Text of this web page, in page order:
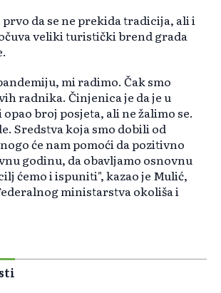
da se ne prekida tradicija, ali i
veliki turistički brend grada
mi radimo. Čak smo
radnika. Činjenica je da je u
broj posjeta, ali ne žalimo se.
Sredstva koja smo dobili od
će nam pomoći da pozitivno
godinu, da obavljamo osnovnu
ćemo i ispuniti", kazao je Mulić,
ministarstva okoliša i